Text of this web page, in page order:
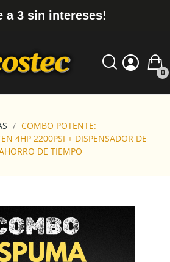
a 3 sin intereses!
0
COMBO POTENTE:
4HP 2200PSI + DISPENSADOR DE
DE TIEMPO